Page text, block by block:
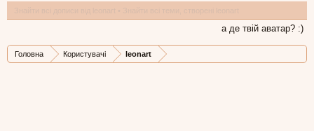
а де твій аватар? :)
Головна Користувачі leonart